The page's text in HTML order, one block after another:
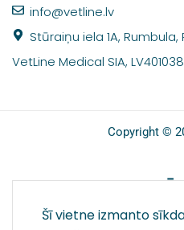
Šī vietne izmanto
info@vetline.lv
Stūraiņu iela 1A,
VetLine Medical SIA,
Copyright ©